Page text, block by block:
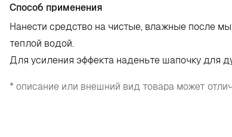
Способ применения
Нанести средство на чистые, влажные после
теплой водой.
Для усиления эффекта наденьте шапочку для
* описание или внешний вид товара может